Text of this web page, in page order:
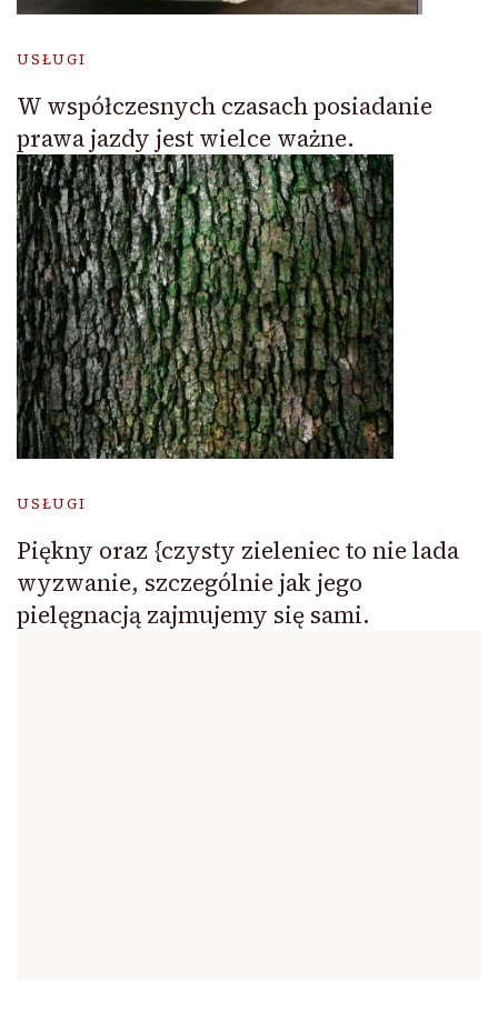
USŁUGI
W współczesnych czasach posiadanie
prawa jazdy jest wielce ważne.
USŁUGI
Piękny oraz {czysty zieleniec to nie lada
wyzwanie, szczególnie jak jego
pielęgnacją zajmujemy się sami.